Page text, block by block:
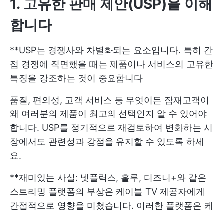
1. 고유한 판매 제안(USP)을 이해
합니다
**USP는 경쟁사와 차별화되는 요소입니다. 특히 간
접 경쟁에 직면했을 때는 제품이나 서비스의 고유한
특징을 강조하는 것이 중요합니다
품질, 편의성, 고객 서비스 등 무엇이든 잠재고객이
왜 여러분의 제품이 최고의 선택인지 알 수 있어야
합니다. USP를 정기적으로 재검토하여 변화하는 시
장에서도 관련성과 강점을 유지할 수 있도록 하세
요.
**재미있는 사실: 넷플릭스, 훌루, 디즈니+와 같은
스트리밍 플랫폼의 부상은 케이블 TV 제공자에게
간접적으로 영향을 미쳤습니다. 이러한 플랫폼은 케